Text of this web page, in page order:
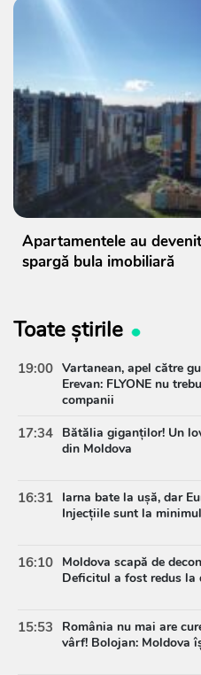
Apartamentele au
spargă bula imobiliară
Toate știrile
19:00 Vartanean, apel către
Erevan: FLYONE nu
companii
17:34 Bătălia giganților! Un
din Moldova
16:31 Iarna bate la ușă, dar
Injecțiile sunt la
16:10 Moldova scapă de
Deficitul a fost redus la
15:53
România nu mai are
vârf! Bolojan: Moldova